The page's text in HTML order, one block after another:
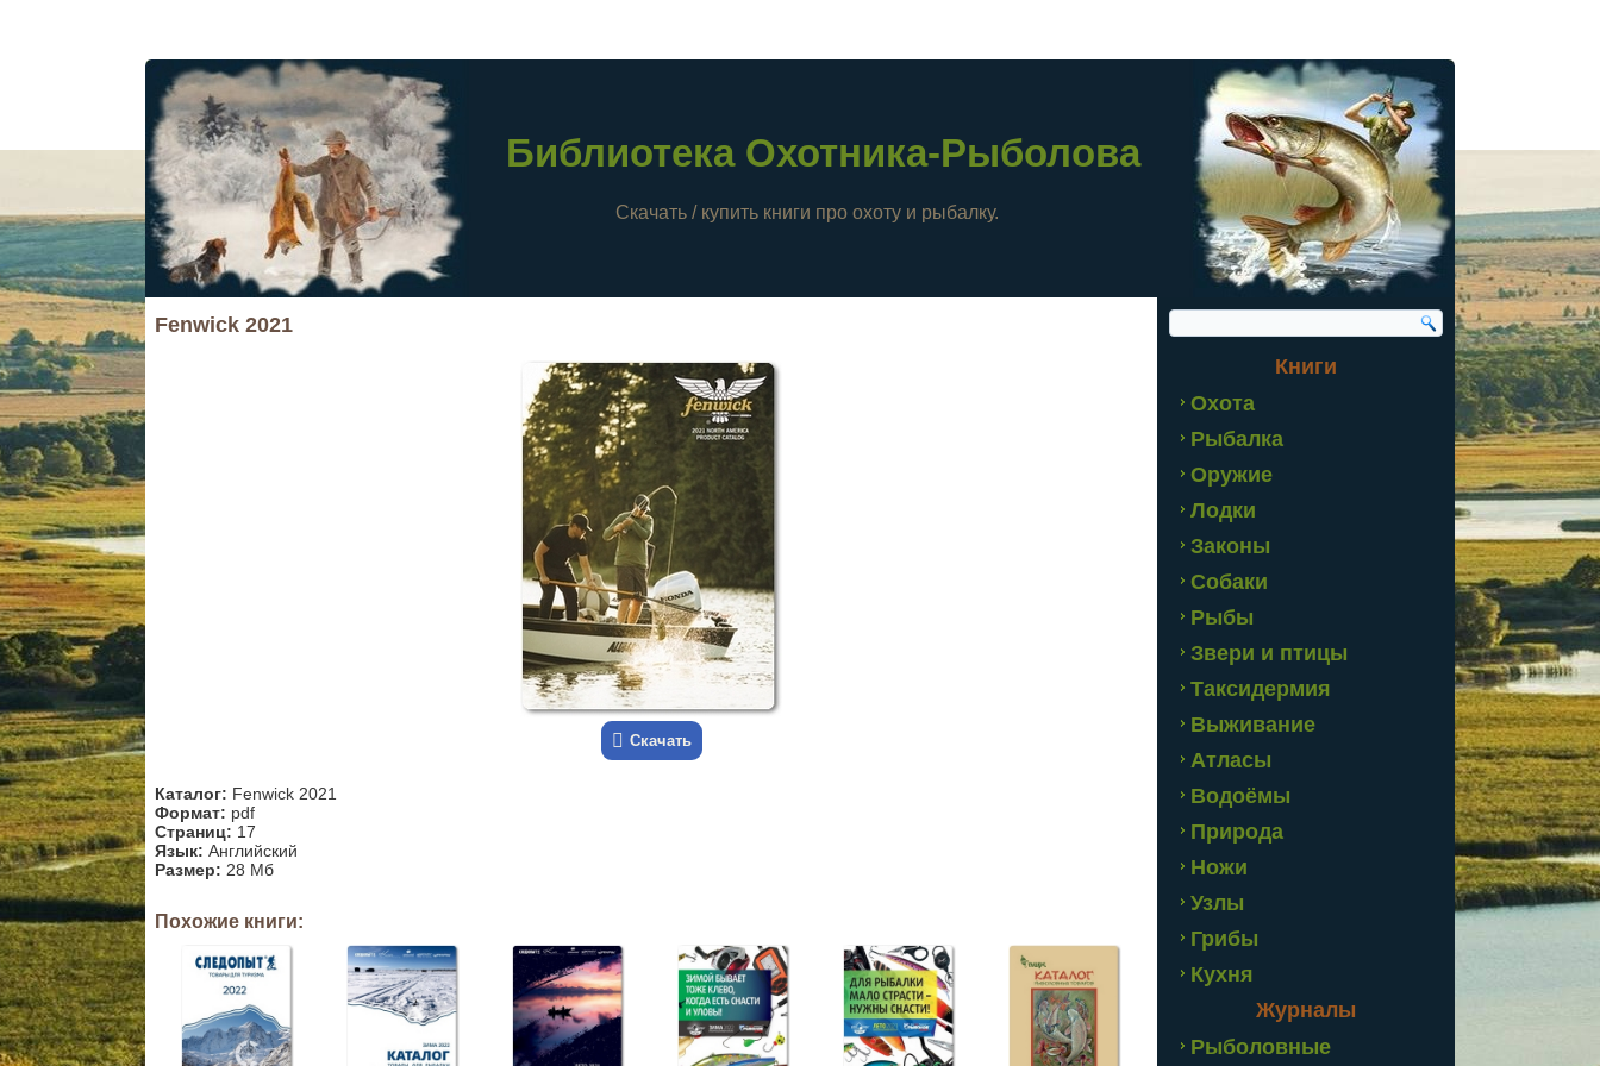
Библиотека Охотника-Рыболова
Скачать / купить книги про охоту и рыбалку.
Fenwick 2021
Скачать
Каталог: Fenwick 2021
Формат: pdf
Страниц: 17
Язык: Английский
Размер: 28 Мб
Похожие книги:
Книги
Охота
Рыбалка
Оружие
Лодки
Законы
Собаки
Рыбы
Звери и птицы
Таксидермия
Выживание
Атласы
Водоёмы
Природа
Ножи
Узлы
Грибы
Кухня
Журналы
Рыболовные